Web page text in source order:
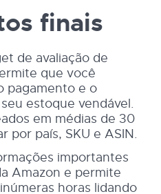
finais
de avaliação de
que você
pagamento e o
estoque vendável.
em médias de 30
por país, SKU e ASIN.
importantes
Amazon e permite
horas lidando